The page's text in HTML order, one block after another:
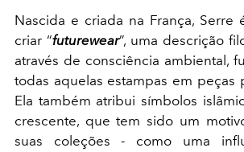
Nascida e criada na França, Serre
criar “futurewear”, uma descrição
através de consciência ambiental,
todas aquelas estampas em peças
Ela também atribui símbolos
crescente, que tem sido um
suas coleções - como uma